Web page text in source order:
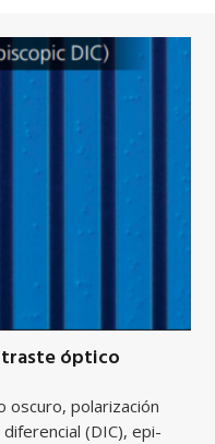
óptico
oscuro, polarización
(DIC), epi-